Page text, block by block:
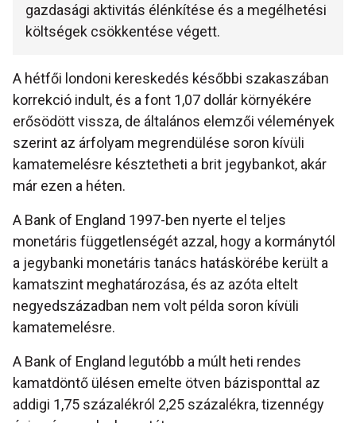
gazdasági aktivitás élénkítése és a megélhetési
költségek csökkentése végett.
A hétfői londoni kereskedés későbbi szakaszában
korrekció indult, és a font 1,07 dollár környékére
erősödött vissza, de általános elemzői vélemények
szerint az árfolyam megrendülése soron kívüli
kamatemelésre késztetheti a brit jegybankot, akár
már ezen a héten.
A Bank of England 1997-ben nyerte el teljes
monetáris függetlenségét azzal, hogy a kormánytól
a jegybanki monetáris tanács hatáskörébe került a
kamatszint meghatározása, és az azóta eltelt
negyedszázadban nem volt példa soron kívüli
kamatemelésre.
A Bank of England legutóbb a múlt heti rendes
kamatdöntő ülésen emelte ötven bázisponttal az
addigi 1,75 százalékról 2,25 százalékra, tizennégy